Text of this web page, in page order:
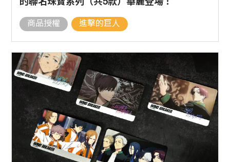
的聯名珠寶系列（共5款）華麗登場！
商品授權 進擊的巨人